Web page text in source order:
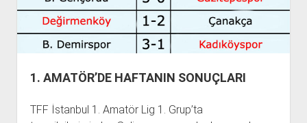
Künye ve İletişim
1. AMATÖR’DE HAFTANIN SONUÇLARI
TFF İstanbul 1. Amatör Lig 1. Grup’ta